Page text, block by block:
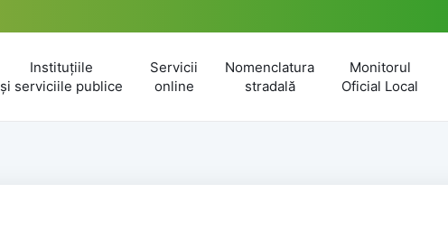
Instituțiile
și serviciile publice
Servicii
online
Nomenclatura
stradală
Monitorul
Oficial Local